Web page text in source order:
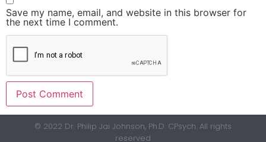
Save my name, email, and website in this browser for
the next time I comment.
© 2022 Dr. Philip Jai Johnson, Ph.D. CPsych. All rights
reserved